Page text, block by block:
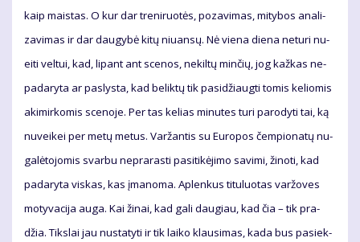
kaip mais­tas. O kur dar tre­ni­ruo­tės, po­za­vi­mas, mi­ty­bos ana­li­
za­vi­mas ir dar dau­gy­bė ki­tų niu­an­sų. Nė vie­na die­na ne­tu­ri nu­
ei­ti vel­tui, kad, li­pant ant sce­nos, ne­kil­tų min­čių, jog kaž­kas ne­
pa­da­ry­ta ar pa­slys­ta, kad be­lik­tų tik pa­si­džiaug­ti to­mis ke­lio­mis
aki­mir­ko­mis sce­no­je. Per tas ke­lias mi­nu­tes tu­ri pa­ro­dy­ti tai, ką
nu­vei­kei per me­tų me­tus. Var­žan­tis su Eu­ro­pos čem­pio­na­tų nu­
ga­lė­to­jo­mis svar­bu ne­pra­ras­ti pa­si­ti­kė­ji­mo sa­vi­mi, ži­no­ti, kad
pa­da­ry­ta vis­kas, kas įma­no­ma. Ap­len­kus ti­tu­luo­tas var­žo­ves
mo­ty­va­ci­ja au­ga. Kai ži­nai, kad ga­li dau­giau, kad čia – tik pra­
džia. Tiks­lai jau nu­sta­ty­ti ir tik lai­ko klau­si­mas, ka­da bus pa­siek­